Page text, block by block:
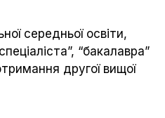
середньої освіти,
“бакалавра”
другої вищої